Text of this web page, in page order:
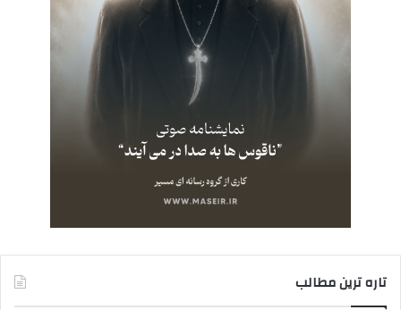
تاره ترین مطالب